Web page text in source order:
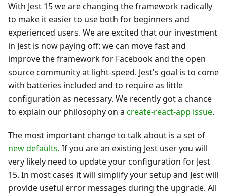
With Jest 15 we are changing the framework radically
to make it easier to use both for beginners and
experienced users. We are excited that our investment
in Jest is now paying off: we can move fast and
improve the framework for Facebook and the open
source community at light-speed. Jest's goal is to come
with batteries included and to require as little
configuration as necessary. We recently got a chance
to explain our philosophy on a create-react-app issue.
The most important change to talk about is a set of
new defaults. If you are an existing Jest user you will
very likely need to update your configuration for Jest
15. In most cases it will simplify your setup and Jest will
provide useful error messages during the upgrade. All